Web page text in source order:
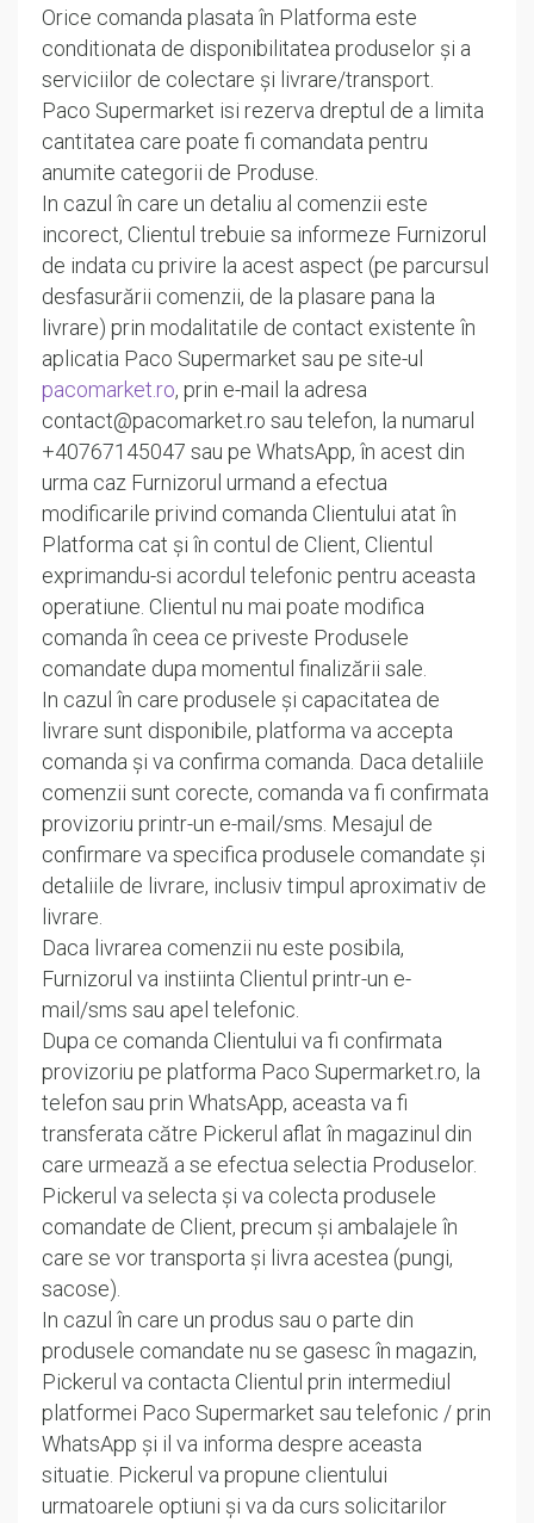
Orice comanda plasata în Platforma este
conditionata de disponibilitatea produselor și a
serviciilor de colectare și livrare/transport.
Paco Supermarket isi rezerva dreptul de a limita
cantitatea care poate fi comandata pentru
anumite categorii de Produse.
In cazul în care un detaliu al comenzii este
incorect, Clientul trebuie sa informeze Furnizorul
de indata cu privire la acest aspect (pe parcursul
desfasurării comenzii, de la plasare pana la
livrare) prin modalitatile de contact existente în
aplicatia Paco Supermarket sau pe site-ul
pacomarket.ro, prin e-mail la adresa
contact@pacomarket.ro sau telefon, la numarul
+40767145047 sau pe WhatsApp, în acest din
urma caz Furnizorul urmand a efectua
modificarile privind comanda Clientului atat în
Platforma cat și în contul de Client, Clientul
exprimandu-si acordul telefonic pentru aceasta
operatiune. Clientul nu mai poate modifica
comanda în ceea ce priveste Produsele
comandate dupa momentul finalizării sale.
In cazul în care produsele și capacitatea de
livrare sunt disponibile, platforma va accepta
comanda și va confirma comanda. Daca detaliile
comenzii sunt corecte, comanda va fi confirmata
provizoriu printr-un e-mail/sms. Mesajul de
confirmare va specifica produsele comandate și
detaliile de livrare, inclusiv timpul aproximativ de
livrare.
Daca livrarea comenzii nu este posibila,
Furnizorul va instiinta Clientul printr-un e-
mail/sms sau apel telefonic.
Dupa ce comanda Clientului va fi confirmata
provizoriu pe platforma Paco Supermarket.ro, la
telefon sau prin WhatsApp, aceasta va fi
transferata către Pickerul aflat în magazinul din
care urmează a se efectua selectia Produselor.
Pickerul va selecta și va colecta produsele
comandate de Client, precum și ambalajele în
care se vor transporta și livra acestea (pungi,
sacose).
In cazul în care un produs sau o parte din
produsele comandate nu se gasesc în magazin,
Pickerul va contacta Clientul prin intermediul
platformei Paco Supermarket sau telefonic / prin
WhatsApp și il va informa despre aceasta
situatie. Pickerul va propune clientului
urmatoarele optiuni și va da curs solicitarilor